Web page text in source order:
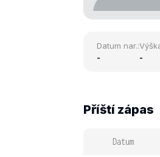
Datum nar.:
-
-
Příští zápas
Datum